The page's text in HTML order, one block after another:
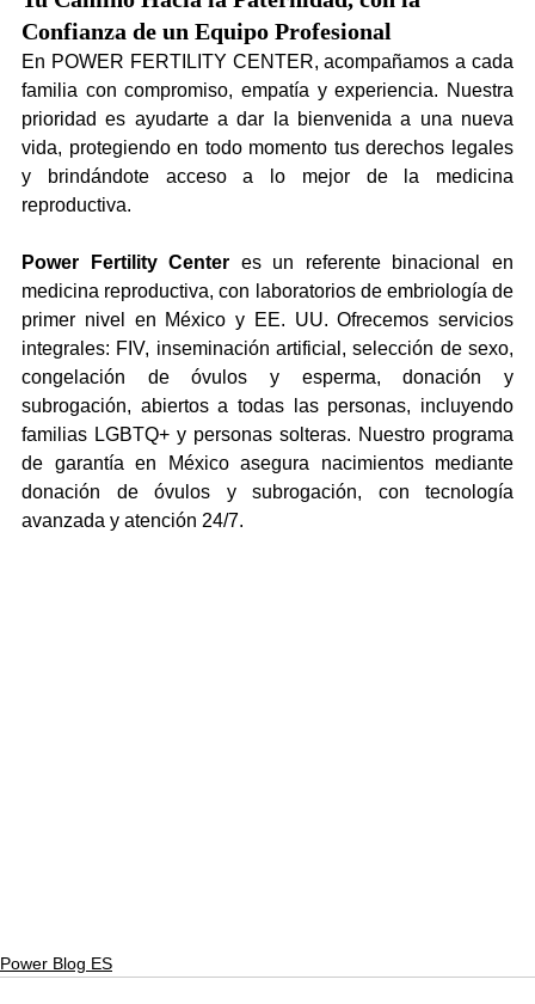
Confianza de un Equipo Profesional
En POWER FERTILITY CENTER, acompañamos a cada
familia con compromiso, empatía y experiencia. Nuestra
prioridad es ayudarte a dar la bienvenida a una nueva
vida, protegiendo en todo momento tus derechos legales
y brindándote acceso a lo mejor de la medicina
reproductiva.
Power Fertility Center es un referente binacional en
medicina reproductiva, con laboratorios de embriología de
primer nivel en México y EE. UU. Ofrecemos servicios
integrales: FIV, inseminación artificial, selección de sexo,
congelación de óvulos y esperma, donación y
subrogación, abiertos a todas las personas, incluyendo
familias LGBTQ+ y personas solteras. Nuestro programa
de garantía en México asegura nacimientos mediante
donación de óvulos y subrogación, con tecnología
avanzada y atención 24/7.
Power Blog ES